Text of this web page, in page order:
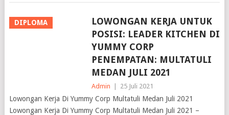
POSISI: LEADER KITCHEN DI
YUMMY CORP
PENEMPATAN: MULTATULI
MEDAN JULI 2021
Admin | 25 Juli 2021
Lowongan Kerja Di Yummy Corp Multatuli Medan Juli 2021
Lowongan Kerja Di Yummy Corp Multatuli Medan Juli 2021 –
Yummy Corp adalah afiliasi dari Ismaya Group, merek terkemuka